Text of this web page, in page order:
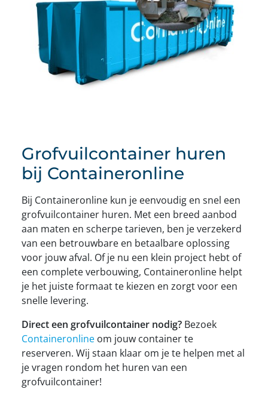
Grofvuilcontainer huren
bij Containeronline
Bij Containeronline kun je eenvoudig en snel een
grofvuilcontainer huren. Met een breed aanbod
aan maten en scherpe tarieven, ben je verzekerd
van een betrouwbare en betaalbare oplossing
voor jouw afval. Of je nu een klein project hebt of
een complete verbouwing, Containeronline helpt
je het juiste formaat te kiezen en zorgt voor een
snelle levering.
Direct een grofvuilcontainer nodig? Bezoek
Containeronline om jouw container te
reserveren. Wij staan klaar om je te helpen met al
je vragen rondom het huren van een
grofvuilcontainer!